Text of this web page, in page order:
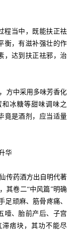
当中，既能扶正祛
衡，有滋补强壮的作
，达到扶正祛邪，治
方中采用多味芳香化
冰糖等甜味调味之
竟是酒剂，应当适量
华
传药酒方出自明代著
其卷二“中风篇”明确
足顽麻、筋骨疼痛、
噎、胎前产后、子宫
痞块，其功不能尽